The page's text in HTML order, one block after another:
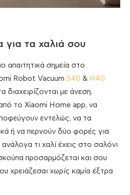
για τα χαλιά σου
απαιτητικά σημεία στο
Robot Vacuum S40 & H40
διαχειρίζονται με άνεση.
το Xiaomi Home app, να
εντελώς, να τα
ή να περνούν δύο φορές για
τι χαλί έχεις στο σαλόνι
προσαρμόζεται και σου
χρειάζεσαι χωρίς καμία έξτρα